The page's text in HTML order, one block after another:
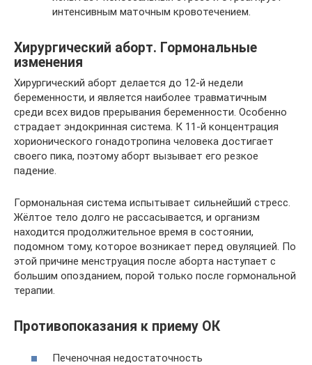
интенсивным маточным кровотечением.
Хирургический аборт. Гормональные
изменения
Хирургический аборт делается до 12-й недели
беременности, и является наиболее травматичным
среди всех видов прерывания беременности. Особенно
страдает эндокринная система. К 11-й концентрация
хорионического гонадотропина человека достигает
своего пика, поэтому аборт вызывает его резкое
падение.
Гормональная система испытывает сильнейший стресс.
Жёлтое тело долго не рассасывается, и организм
находится продолжительное время в состоянии,
подомном тому, которое возникает перед овуляцией. По
этой причине менструация после аборта наступает с
большим опозданием, порой только после гормональной
терапии.
Противопоказания к приему ОК
Печеночная недостаточность